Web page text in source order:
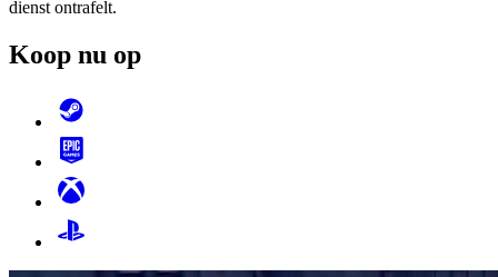
dienst ontrafelt.
Koop nu op